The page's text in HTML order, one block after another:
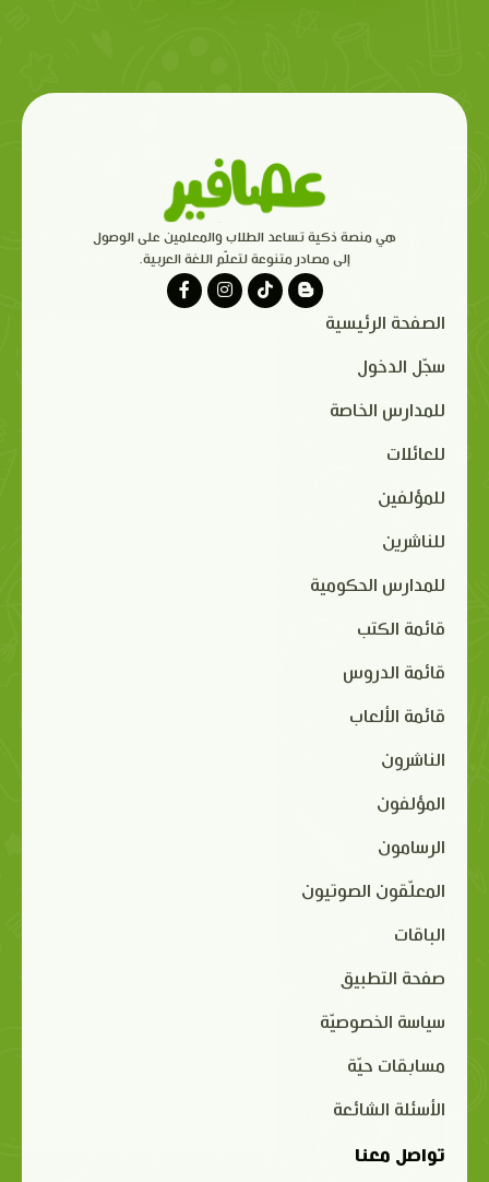
هي منصة ذكية تساعد الطلاب والمعلمين على الوصول
إلى مصادر متنوعة لتعلّم اللغة العربية.
الصفحة الرئيسية
سجّل الدخول
للمدارس الخاصة
للعائلات
للمؤلفين
للناشرين
للمدارس الحكومية
قائمة الكتب
قائمة الدروس
قائمة الألعاب
الناشرون
المؤلفون
الرسامون
المعلّقون الصوتيون
الباقات
صفحة التطبيق
سياسة الخصوصيّة
مسابقات حيّة
الأسئلة الشائعة
تواصل معنا